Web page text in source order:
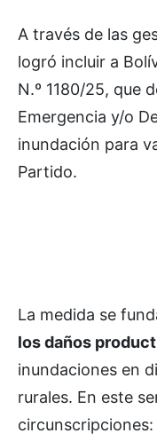
A través de las
logró incluir a
N.º 1180/25, que
Emergencia y/o
inundación para
Partido.
La medida se
los daños
inundaciones en
rurales. En este
circunscripciones: